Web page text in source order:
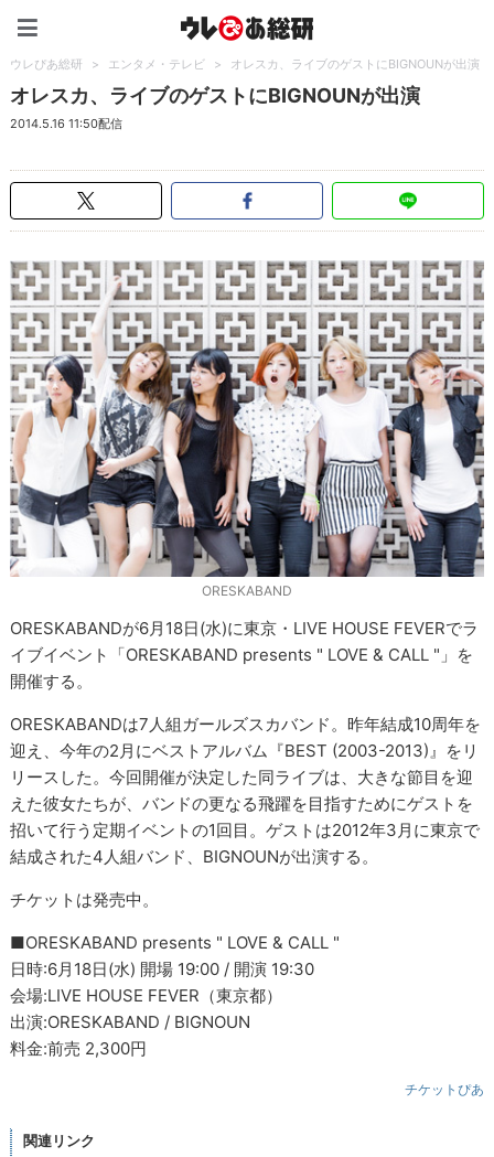
ウレぴあ総研 > エンタメ・テレビ > オレスカ、ライブのゲストにBIGNOUNが出演
オレスカ、ライブのゲストにBIGNOUNが出演
2014.5.16 11:50配信
ORESKABAND
ORESKABANDが6月18日(水)に東京・LIVE HOUSE FEVERでラ
イブイベント「ORESKABAND presents " LOVE & CALL "」を
開催する。
ORESKABANDは7人組ガールズスカバンド。昨年結成10周年を
迎え、今年の2月にベストアルバム『BEST (2003-2013)』をリ
リースした。今回開催が決定した同ライブは、大きな節目を迎
えた彼女たちが、バンドの更なる飛躍を目指すためにゲストを
招いて行う定期イベントの1回目。ゲストは2012年3月に東京で
結成された4人組バンド、BIGNOUNが出演する。
チケットは発売中。
■ORESKABAND presents " LOVE & CALL "
日時:6月18日(水) 開場 19:00 / 開演 19:30
会場:LIVE HOUSE FEVER（東京都）
出演:ORESKABAND / BIGNOUN
料金:前売 2,300円
チケットぴあ
関連リンク